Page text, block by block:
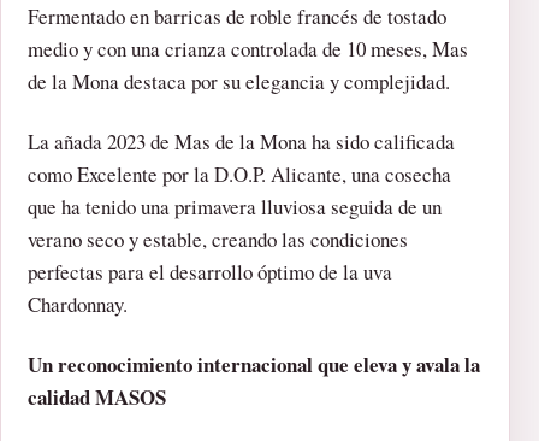
Fermentado en barricas de roble francés de tostado
medio y con una crianza controlada de 10 meses, Mas
de la Mona destaca por su elegancia y complejidad.
La añada 2023 de Mas de la Mona ha sido calificada
como Excelente por la D.O.P. Alicante, una cosecha
que ha tenido una primavera lluviosa seguida de un
verano seco y estable, creando las condiciones
perfectas para el desarrollo óptimo de la uva
Chardonnay.
Un reconocimiento internacional que eleva y avala la
calidad MASOS